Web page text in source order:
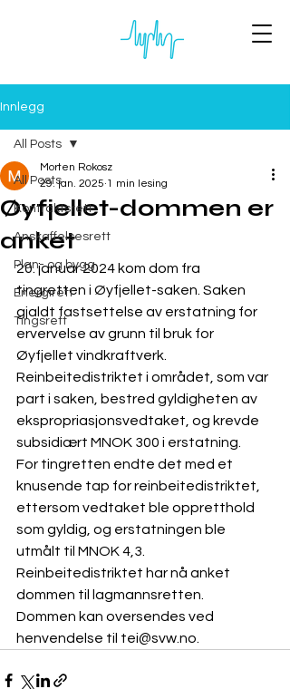
Innlegg
All Posts
Kontraktsrett
Anskaffelsesrett
Plan- og bygg
Energirett
Tingsrett
All Posts
Øyfjellet-dommen er
anket
Morten Rokosz
29. jan. 2025 1 min lesing
20. januar 2024 kom dom fra
tingretten i Øyfjellet-saken. Saken
gjaldt fastsettelse av erstatning for
ervervelse av grunn til bruk for
Øyfjellet vindkraftverk.
Reinbeitedistriktet i området, som var
part i saken, bestred gyldigheten av
ekspropriasjonsvedtaket, og krevde
subsidiært MNOK 300 i erstatning.
For tingretten endte det med et
knusende tap for reinbeitedistriktet,
ettersom vedtaket ble oppretthold
som gyldig, og erstatningen ble
utmålt til MNOK 4,3.
Reinbeitedistriktet har nå anket
dommen til lagmannsretten.
Dommen kan oversendes ved
henvendelse til tei@svw.no.